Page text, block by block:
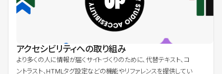
アクセシビリティへの取り組み
より多くの人に情報が届くサイトづくりのために、代替テキスト、コ
ントラスト、HTMLタグ設定などの機能やリファレンスを提供してい